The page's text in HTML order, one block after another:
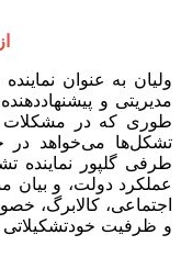
ولیان به عنوان
مدیریتی و
طوری که در مشکلات
تشکل‌ها می‌خواهد در
طرفی گلپور نماینده
عملکرد دولت، و بیان
اجتماعی،
و ظرفیت خودتشکیلاتی